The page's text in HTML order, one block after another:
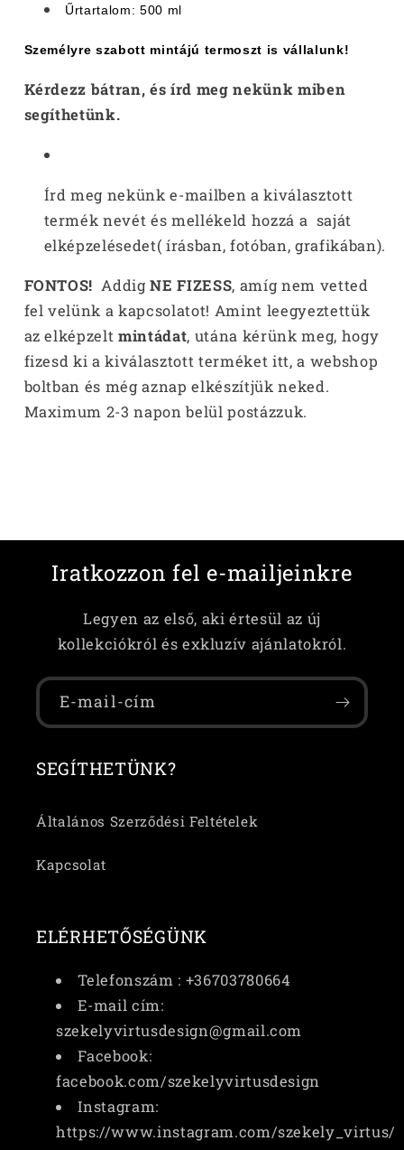
Űrtartalom: 500 ml
Személyre szabott mintájú termoszt is vállalunk!
Kérdezz bátran, és írd meg nekünk miben
segíthetünk.
Írd meg nekünk e-mailben a kiválasztott
termék nevét és mellékeld hozzá a saját
elképzelésedet( írásban, fotóban, grafikában).
FONTOS!AddigNE FIZESS, amíg nem vetted
fel velünk a kapcsolatot! Amint leegyeztettük
az elképzeltmintádat, utána kérünk meg, hogy
fizesd ki a kiválasztott terméket itt, a webshop
boltban és még aznap elkészítjük neked.
Maximum 2-3 napon belül postázzuk.
Iratkozzon fel e-mailjeinkre
Legyen az első, aki értesül az új
kollekciókról és exkluzív ajánlatokról.
E-mail-cím
SEGÍTHETÜNK?
Általános Szerződési Feltételek
Kapcsolat
ELÉRHETŐSÉGÜNK
Telefonszám : +36703780664
E-mail cím:
szekelyvirtusdesign@gmail.com
Facebook:
facebook.com/szekelyvirtusdesign
Instagram:
https://www.instagram.com/szekely_virtus/